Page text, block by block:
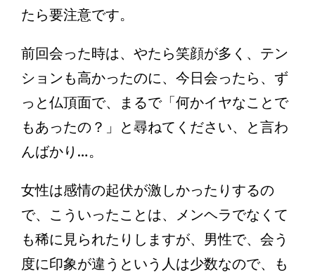
たら要注意です。
前回会った時は、やたら笑顔が多く、テン
ションも高かったのに、今日会ったら、ず
っと仏頂面で、まるで「何かイヤなことで
もあったの？」と尋ねてください、と言わ
んばかり…。
女性は感情の起伏が激しかったりするの
で、こういったことは、メンヘラでなくて
も稀に見られたりしますが、男性で、会う
度に印象が違うという人は少数なので、も